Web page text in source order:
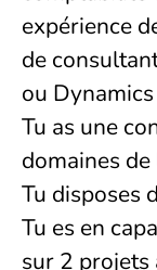
expérience
de
ou
Tu as une
domaines
Tu disposes
Tu es en
sur 2 projets